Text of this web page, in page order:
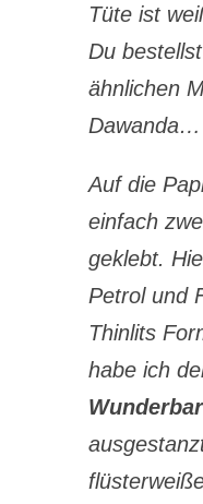
Tüte ist
Du
ähnlichen
Dawanda…
Auf die
einfach
geklebt.
Petrol und
Thinlits
habe ich
Wunderbar